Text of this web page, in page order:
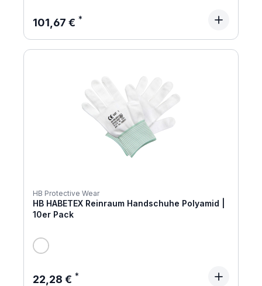
Regulärer Preis:
101,67 €
HB Protective Wear
HB HABETEX Reinraum Handschuhe Polyamid |
10er Pack
Regulärer Preis:
22,28 €